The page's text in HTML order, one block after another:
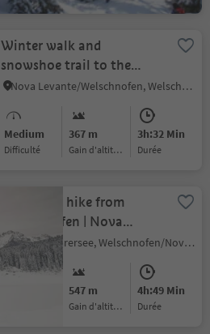
Winter walk and
snowshoe trail to the
Jocherhof farm
Nova Levante/Welschnofen, Welschnofen/Nova Levante, Dolomites Region Eggental
Medium
Difficulté
367 m
Gain d'altitude
3h:32 Min
durée
Snowshoe hike from
Welschnofen | Nova
Levante to Lake Carezza
Carezza/Karersee, Welschnofen/Nova Levante, Dolomites Region Eggental
547 m
Gain d'altitude
4h:49 Min
durée